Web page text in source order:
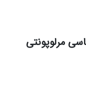
مرلوپونتی